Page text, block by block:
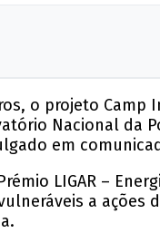
o projeto Camp
Nacional da
em
LIGAR –
a ações